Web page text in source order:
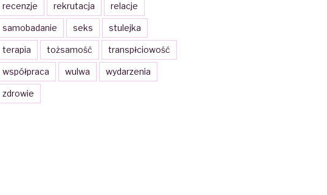
recenzje rekrutacja relacje
samobadanie seks stulejka
terapia tożsamość transpłciowość
współpraca wulwa wydarzenia
zdrowie